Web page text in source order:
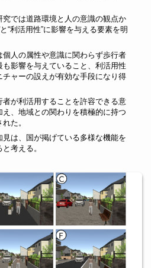
では道路環境と人の意識の観点か
“利活用性”に影響を与える要素を明
人の属性や意識に関わらず歩行者
影響を与えていること、利活用性
ャーの設えが有効な手段になり得
が利活用することを許容できる意
、地域との関わりを積極的に持つ
た。
は、国が掲げている多様な機能を
考える。